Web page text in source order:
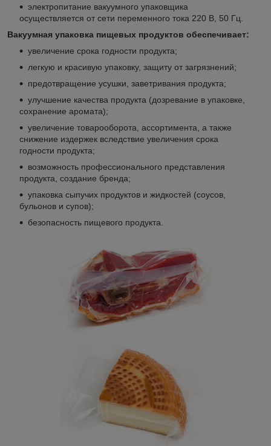
электропитание вакуумного упаковщика
осуществляется от сети переменного тока 220 В, 50 Гц.
Вакуумная упаковка пищевых продуктов обеспечивает:
увеличение срока годности продукта;
легкую и красивую упаковку, защиту от загрязнений;
предотвращение усушки, заветривания продукта;
улучшение качества продукта (дозревание в упаковке,
сохранение аромата);
увеличение товарооборота, ассортимента, а также
снижение издержек вследствие увеличения срока
годности продукта;
возможность профессионального представления
продукта, создание бренда;
упаковка сыпучих продуктов и жидкостей (соусов,
бульонов и супов);
безопасность пищевого продукта.